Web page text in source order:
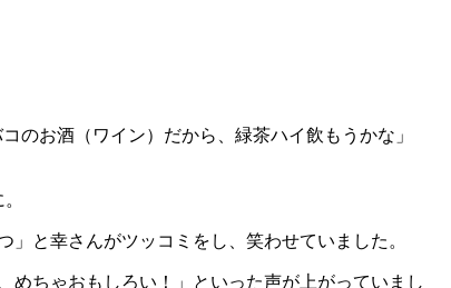
のお酒（ワイン）だから、緑茶ハイ飲もうかな」
と幸さんがツッコミをし、笑わせていました。
ちゃおもしろい！」といった声が上がっていまし